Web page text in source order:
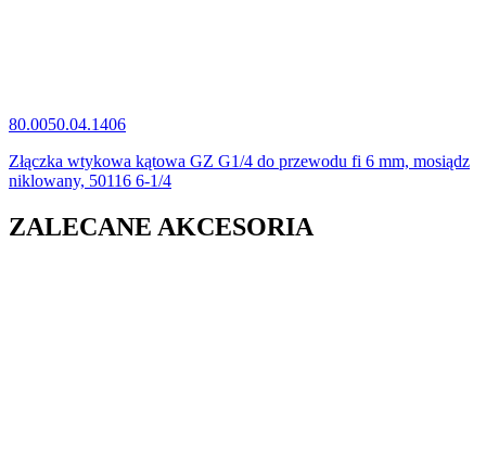
80.0050.04.1406
Złączka wtykowa kątowa GZ G1/4 do przewodu fi 6 mm, mosiądz
niklowany, 50116 6-1/4
ZALECANE AKCESORIA